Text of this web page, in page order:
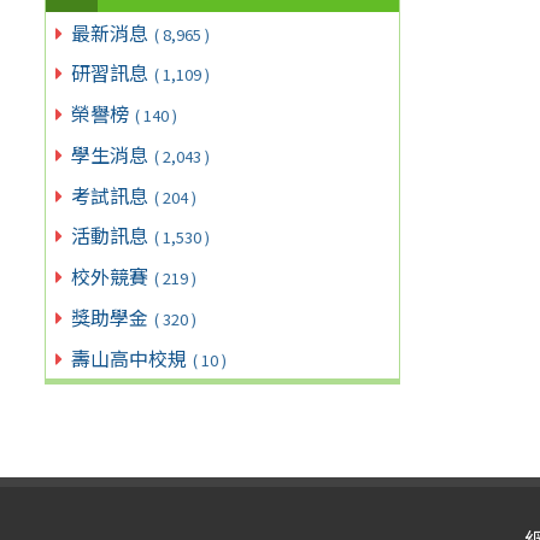
最新消息 ( 8,965 )
研習訊息 ( 1,109 )
榮譽榜 ( 140 )
學生消息 ( 2,043 )
考試訊息 ( 204 )
活動訊息 ( 1,530 )
校外競賽 ( 219 )
獎助學金 ( 320 )
壽山高中校規 ( 10 )